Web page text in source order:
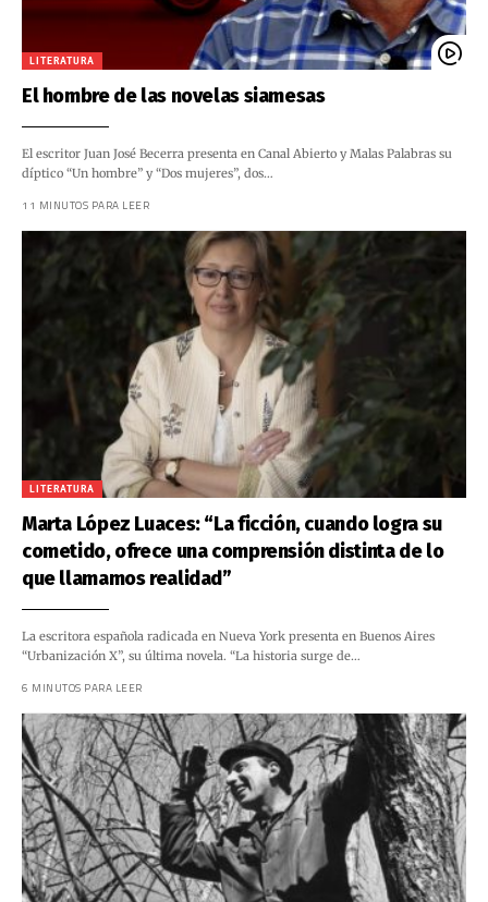
LITERATURA
El hombre de las novelas siamesas
El escritor Juan José Becerra presenta en Canal Abierto y Malas Palabras su
díptico “Un hombre” y “Dos mujeres”, dos…
11 MINUTOS PARA LEER
LITERATURA
Marta López Luaces: “La ficción, cuando logra su
cometido, ofrece una comprensión distinta de lo
que llamamos realidad”
La escritora española radicada en Nueva York presenta en Buenos Aires
“Urbanización X”, su última novela. “La historia surge de…
6 MINUTOS PARA LEER